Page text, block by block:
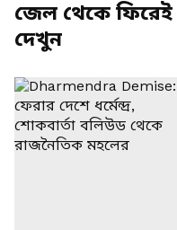
জেল থেকে ফিরেই
দেখুন